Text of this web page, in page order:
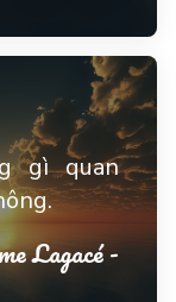
gì quan
Lagacé -